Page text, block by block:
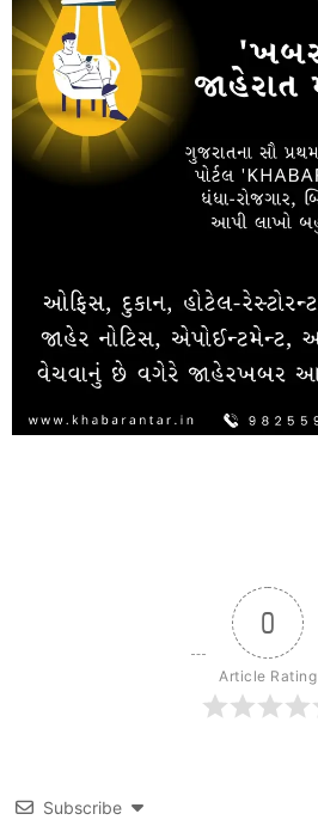
0
Article Rating
Subscribe